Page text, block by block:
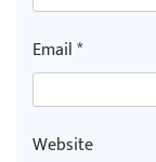
Email*
Website